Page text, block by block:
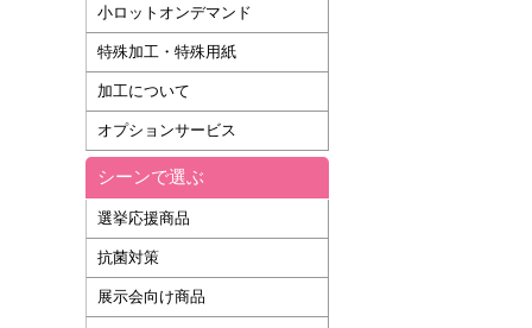
小ロットオンデマンド
特殊加工・特殊用紙
加工について
オプションサービス
シーンで選ぶ
選挙応援商品
抗菌対策
展示会向け商品